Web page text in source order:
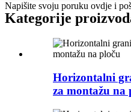
Napišite svoju poruku ovdje i
Kategorije
Horizontalni
za montažu na